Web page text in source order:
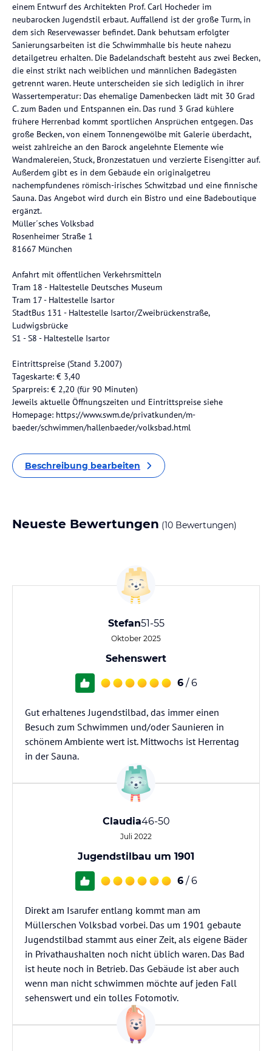
einem Entwurf des Architekten Prof. Carl Hocheder im
neubarocken Jugendstil erbaut. Auffallend ist der große Turm, in
dem sich Reservewasser befindet. Dank behutsam erfolgter
Sanierungsarbeiten ist die Schwimmhalle bis heute nahezu
detailgetreu erhalten. Die Badelandschaft besteht aus zwei Becken,
die einst strikt nach weiblichen und männlichen Badegästen
getrennt waren. Heute unterscheiden sie sich lediglich in ihrer
Wassertemperatur: Das ehemalige Damenbecken lädt mit 30 Grad
C. zum Baden und Entspannen ein. Das rund 3 Grad kühlere
frühere Herrenbad kommt sportlichen Ansprüchen entgegen. Das
große Becken, von einem Tonnengewölbe mit Galerie überdacht,
weist zahlreiche an den Barock angelehnte Elemente wie
Wandmalereien, Stuck, Bronzestatuen und verzierte Eisengitter auf.
Außerdem gibt es in dem Gebäude ein originalgetreu
nachempfundenes römisch-irisches Schwitzbad und eine finnische
Sauna. Das Angebot wird durch ein Bistro und eine Badeboutique
ergänzt.
Müller´sches Volksbad
Rosenheimer Straße 1
81667 München
Anfahrt mit öffentlichen Verkehrsmitteln
Tram 18 - Haltestelle Deutsches Museum
Tram 17 - Haltestelle Isartor
StadtBus 131 - Haltestelle Isartor/Zweibrückenstraße,
Ludwigsbrücke
S1 - S8 - Haltestelle Isartor
Eintrittspreise (Stand 3.2007)
Tageskarte: € 3,40
Sparpreis: € 2,20 (für 90 Minuten)
Jeweils aktuelle Öffnungszeiten und Eintrittspreise siehe
Homepage: https://www.swm.de/privatkunden/m-
baeder/schwimmen/hallenbaeder/volksbad.html
Beschreibung bearbeiten
Neueste Bewertungen (10 Bewertungen)
Stefan51-55
Oktober 2025
Sehenswert
6 / 6
Gut erhaltenes Jugendstilbad, das immer einen
Besuch zum Schwimmen und/oder Saunieren in
schönem Ambiente wert ist. Mittwochs ist Herrentag
in der Sauna.
Claudia46-50
Juli 2022
Jugendstilbau um 1901
6 / 6
Direkt am Isarufer entlang kommt man am
Müllerschen Volksbad vorbei. Das um 1901 gebaute
Jugendstilbad stammt aus einer Zeit, als eigene Bäder
in Privathaushalten noch nicht üblich waren. Das Bad
ist heute noch in Betrieb. Das Gebäude ist aber auch
wenn man nicht schwimmen möchte auf jeden Fall
sehenswert und ein tolles Fotomotiv.